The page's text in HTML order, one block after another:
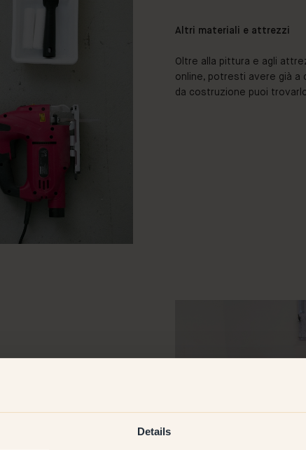
Details
Altri materiali e attrezzi
Oltre alla pittura e agli
online, potresti avere già a
da costruzione puoi
l’MDF)